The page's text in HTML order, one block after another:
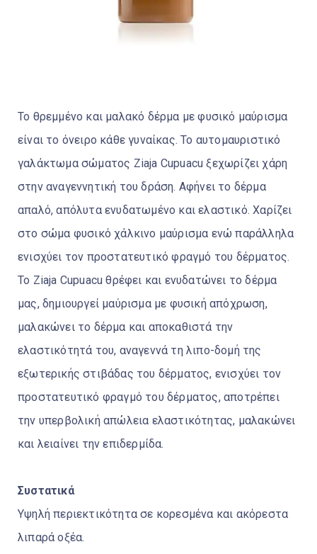
Το θρεμμένο και μαλακό δέρμα με φυσικό μαύρισμα
είναι το όνειρο κάθε γυναίκας. Το αυτομαυριστικό
γαλάκτωμα σώματος Ziaja Cupuacu ξεχωρίζει χάρη
στην αναγεννητική του δράση. Αφήνει το δέρμα
απαλό, απόλυτα ενυδατωμένο και ελαστικό. Χαρίζει
στο σώμα φυσικό χάλκινο μαύρισμα ενώ παράλληλα
ενισχύει τον προστατευτικό φραγμό του δέρματος.
Το Ziaja Cupuacu θρέφει και ενυδατώνει το δέρμα
μας, δημιουργεί μαύρισμα με φυσική απόχρωση,
μαλακώνει το δέρμα και αποκαθιστά την
ελαστικότητά του, αναγεννά τη λιπο-δομή της
εξωτερικής στιβάδας του δέρματος, ενισχύει τον
προστατευτικό φραγμό του δέρματος, αποτρέπει
την υπερβολική απώλεια ελαστικότητας, μαλακώνει
και λειαίνει την επιδερμίδα.
Συστατικά
Υψηλή περιεκτικότητα σε κορεσμένα και ακόρεστα
λιπαρά οξέα.